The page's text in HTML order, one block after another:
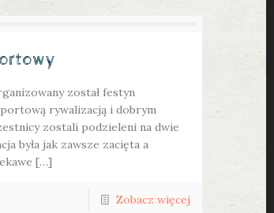
został festyn
rywalizacją i dobrym
zostali podzieleni na dwie
była jak zawsze zacięta a
[…]
Zobacz więcej